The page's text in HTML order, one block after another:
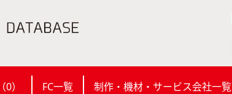
0） FC一覧 制作・機材・サービス会社一覧